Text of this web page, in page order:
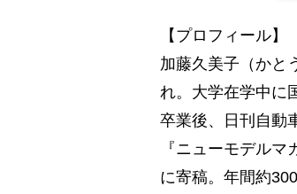
【プロフィール】
加藤久美子（かと
れ。大学在学中に
卒業後、日刊自動
『ニューモデル
に寄稿。年間約